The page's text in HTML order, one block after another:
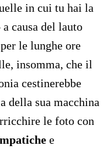
in cui tu hai la
causa del lauto
le lunghe ore
insomma, che il
cestinerebbe
della sua macchina
le foto con
e